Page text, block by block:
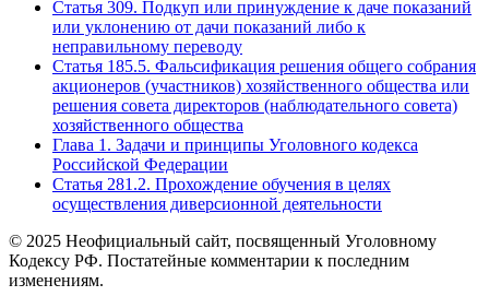
Статья 309. Подкуп или принуждение к даче показаний
или уклонению от дачи показаний либо к
неправильному переводу
Статья 185.5. Фальсификация решения общего собрания
акционеров (участников) хозяйственного общества или
решения совета директоров (наблюдательного совета)
хозяйственного общества
Глава 1. Задачи и принципы Уголовного кодекса
Российской Федерации
Статья 281.2. Прохождение обучения в целях
осуществления диверсионной деятельности
© 2025 Неофициальный сайт, посвященный Уголовному
Кодексу РФ. Постатейные комментарии к последним
изменениям.